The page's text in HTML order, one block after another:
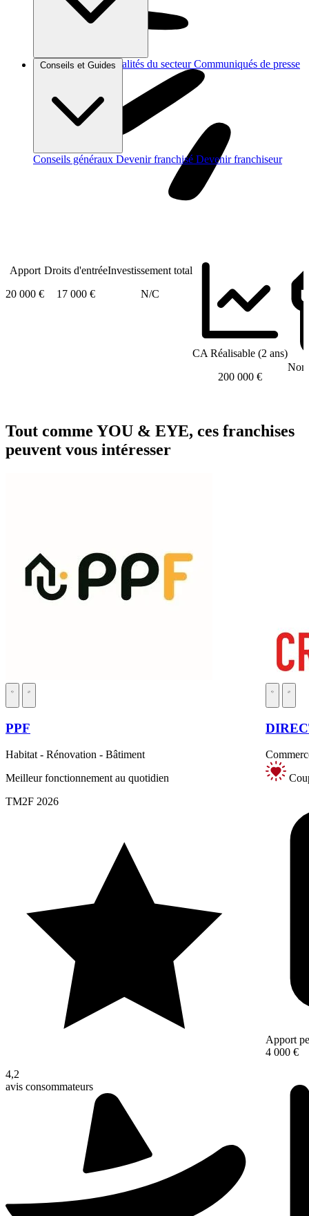
Brèves et actus Actualités du secteur Communiqués de presse
Conseils et Guides
Conseils généraux Devenir franchisé Devenir franchiseur
Apport
20 000 €
Droits d'entrée
17 000 €
Investissement total
N/C
CA Réalisable (2 ans)
200 000 €
Tout comme YOU & EYE, ces franchises
peuvent vous intéresser
PPF
Habitat - Rénovation - Bâtiment
Meilleur fonctionnement au quotidien
TM2F 2026
4,2
avis consommateurs
Apport
4 000 €